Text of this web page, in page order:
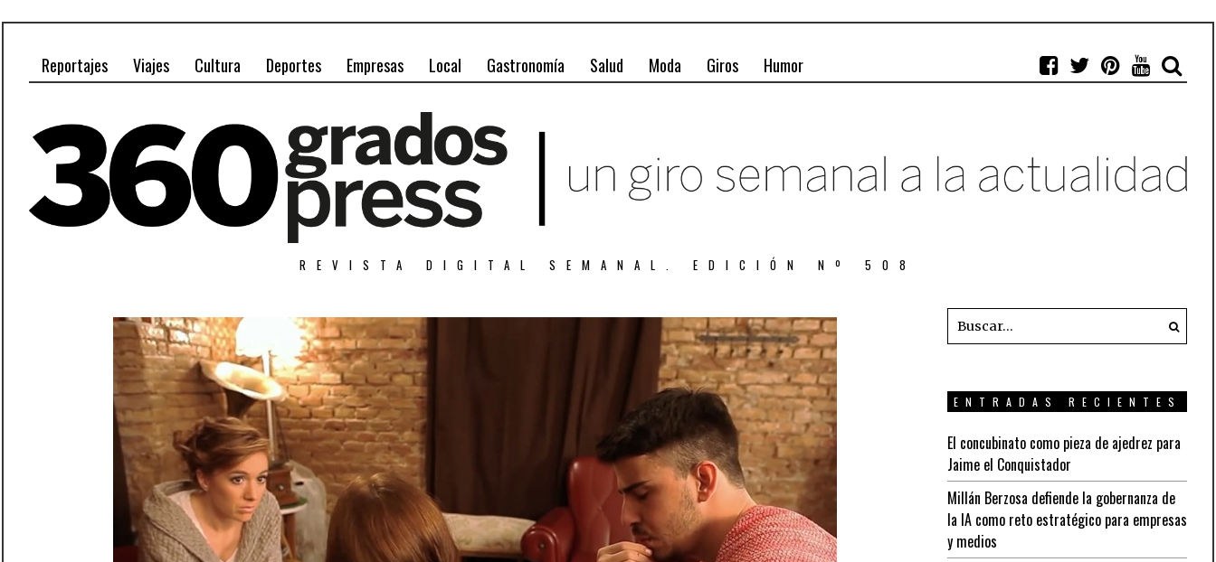
Reportajes Viajes Cultura Deportes Empresas Local Gastronomía Salud Moda Giros Humor
REVISTA DIGITAL SEMANAL. EDICIÓN Nº 508
ENTRADAS RECIENTES
El concubinato como pieza de ajedrez para
Jaime el Conquistador
Millán Berzosa defiende la gobernanza de
la IA como reto estratégico para empresas
y medios